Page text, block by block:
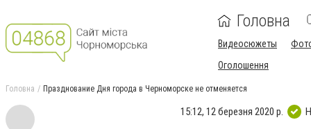
Головна
Видеосюжеты
Оголошення
Головна Празднование Дня города в Черноморске не отменяется
15:12, 12 березня 2020 р.